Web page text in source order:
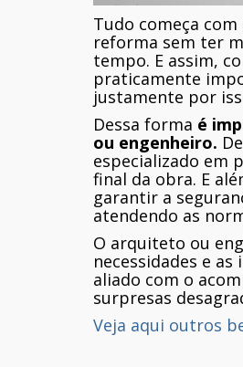
Tudo começa
reforma sem ter
tempo. E assim,
praticamente
justamente por
Dessa forma é
ou engenheiro.
especializado em
final da obra. E
garantir a
atendendo as
O arquiteto ou
necessidades e
aliado com o
surpresas
Veja aqui outros